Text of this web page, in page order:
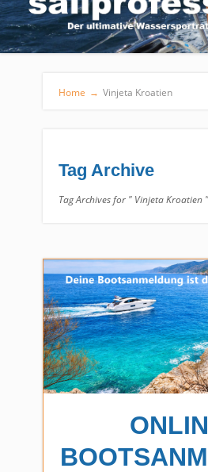
Home → Vinjeta Kroatien
Tag Archive
Tag Archives for " Vinjeta Kroatien "